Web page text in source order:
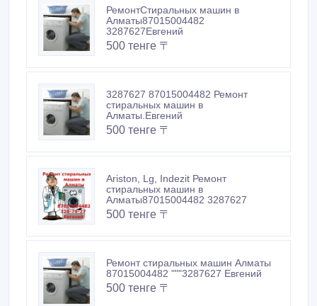
РемонтСтиральных машин в
Алматы87015004482
3287627Евгений
500 тенге 〒
3287627 87015004482 Ремонт
стиральных машин в
Алматы.Евгений
500 тенге 〒
Ariston, Lg, Indezit Ремонт
стиральных машин в
Алматы87015004482 3287627
500 тенге 〒
Ремонт стиральных машин Алматы
87015004482 """3287627 Евгений
500 тенге 〒